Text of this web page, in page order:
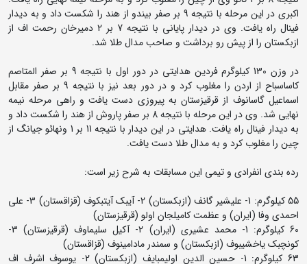
اکبری در این مرحله با نتیجه 9 بر صفر بیندو از هند را شکست داد و به دیدار
فینال راه یافت. وی در دیدار پایانی با نتیجه 7 بر 2 دمیرخان رحمت اف از
ازبکستان را از پیش رو برداشت و صاحب مدال طلا شد.
در وزن 130 کیلوگرم فردین هدایتی در دور اول با نتیجه 9 بر صفر المتاصم
کاساسباح از اردن را مغلوب کرد و در دور بعد نیز با نتیجه 9 بر صفر مقابل
اسماعیل گاسانوف از قرقیزستان به پیروزی دست یافت و راهی مرحله نیمه
نهایی شد. وی در این مرحله با نتیجه 8 بر صفر پاروش از هند را شکست داد و
به دیدار فینال راه یافت. هدایتی در این دیدار با نتیجه 11 بر 1 ونهائو جیانگ از
چین را مغلوب کرد و به مدال طلا دست یافت.
رده بندی انفرادی و تیمی این مسابقات به شرح زیر است:
55 کیلوگرم: 1- علیشیر گانف (ازبکستان) 2- آیبک آیتبکوف (قزاقستان) 3- علی
احمدی وفا (ایران) و عظمت کامیلجان اولو (قرقیزستان)
60 کیلوگرم: 1- محمد عشیری (ایران) 2- آکیل سلیماوف (قرقیزستان) 3-
کونچبک یاخشیبوف (ازبکستان) و سمندر مادامینوف (قزاقستان)
63 کیلوگرم: 1- حسین الدین اولیمبایف (ازبکستان) 2- یوسوف اشرف اف